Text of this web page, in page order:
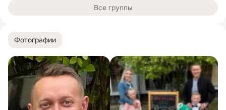
Фотографии
Все группы